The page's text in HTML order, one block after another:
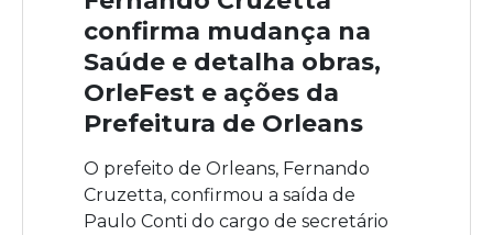
confirma mudança na
Saúde e detalha obras,
OrleFest e ações da
Prefeitura de Orleans
O prefeito de Orleans, Fernando
Cruzetta, confirmou a saída de
Paulo Conti do cargo de secretário